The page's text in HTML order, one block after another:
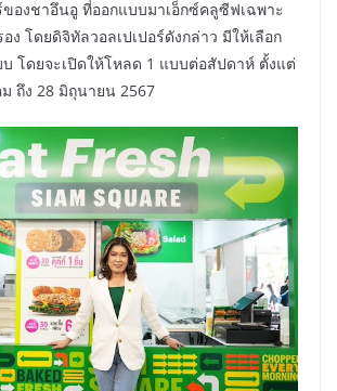
ของชาอึนอู ที่ออกแบบมาเอ็กซ์คลูซีฟเฉพาะ
ง โดยดิจิทัลวอลเปเปอร์ดังกล่าว มีให้เลือก
โดยจะเปิดให้โหลด 1 แบบต่อสัปดาห์ ตั้งแต่
ถึง 28 มิถุนายน 2567